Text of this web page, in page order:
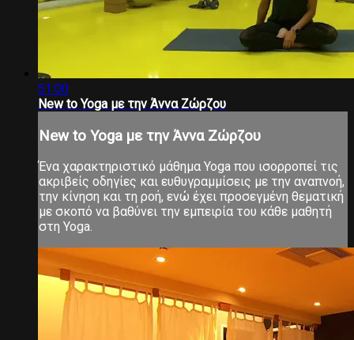
51:00
New to Yoga με την Άννα Ζώρζου
New to Yoga με την Άννα Ζώρζου
Ένα χαρακτηριστικό μάθημα Yoga που ισορροπεί τις
ακριβείς οδηγίες και ευθυγραμμίσεις με την αναπνοή,
την κίνηση και τη ροή, ενώ έχει προσεγμένη θεματική
με σκοπό να βαθύνει την εμπειρία του κάθε μαθητή
στη Yoga.